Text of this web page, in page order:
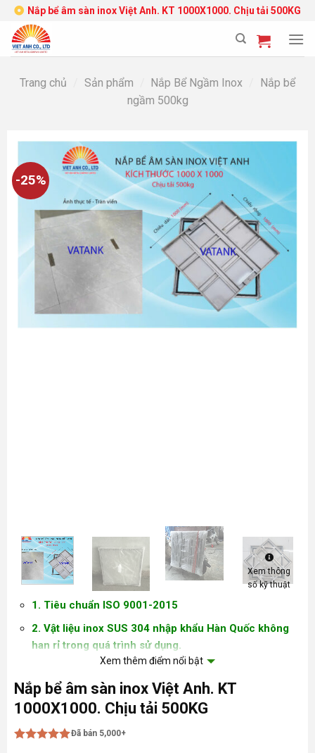
Skip
content
Nắp bể âm sàn inox Việt Anh. KT 1000X1000. Chịu tải 500KG
Trang chủ Sản phẩm Nắp Bể Ngầm Inox
Nắp bể
ngầm 500kg
-25%
Xem thông
số kỹ thuật
1. Tiêu chuẩn ISO 9001-2015
2. Vật liệu inox SUS 304 nhập khẩu Hàn Quốc không
han rỉ trong quá trình sử dụng.
3. Gioăng cao su chuyên dụng không gây độc hại cho
nguồn nước.
4. Chống nước , ngăn mùi, chống côn trùng từ sàn
nhà chui xuống bể nước ngầm.
Xem thêm điểm nổi bật
Nắp bể âm sàn inox Việt Anh. KT
1000X1000. Chịu tải 500KG
Đã bán 5,000+